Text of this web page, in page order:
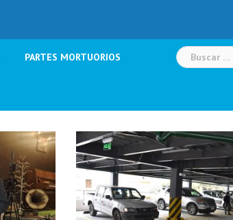
PARTES MORTUORIOS Buscar: